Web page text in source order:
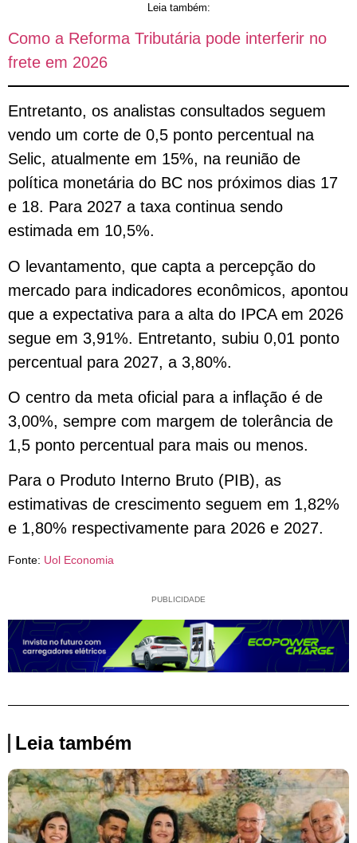
Leia também:
Como a Reforma Tributária pode interferir no
frete em 2026
Entretanto, os analistas consultados seguem
vendo um corte de 0,5 ​ponto percentual na
Selic, atualmente em 15%, na reunião ‌de
política monetária do BC nos próximos dias 17
e 18. Para 2027 a ‌taxa continua sendo
estimada ‌em 10,5%.
O levantamento, que capta a percepção do
⁠mercado para indicadores econômicos, apontou
que a expectativa para a alta do IPCA em 2026
segue em 3,91%. Entretanto, subiu 0,01 ponto ​
percentual para 2027, ​a 3,80%.
O centro da meta oficial para a inflação é de
3,00%, sempre com margem de tolerância de
1,5 ponto percentual para mais ou menos.
Para o Produto Interno Bruto (PIB), as
estimativas de crescimento ⁠seguem em 1,82%
e 1,80% respectivamente para 2026 ​e 2027.
Fonte: Uol Economia
PUBLICIDADE
Leia também